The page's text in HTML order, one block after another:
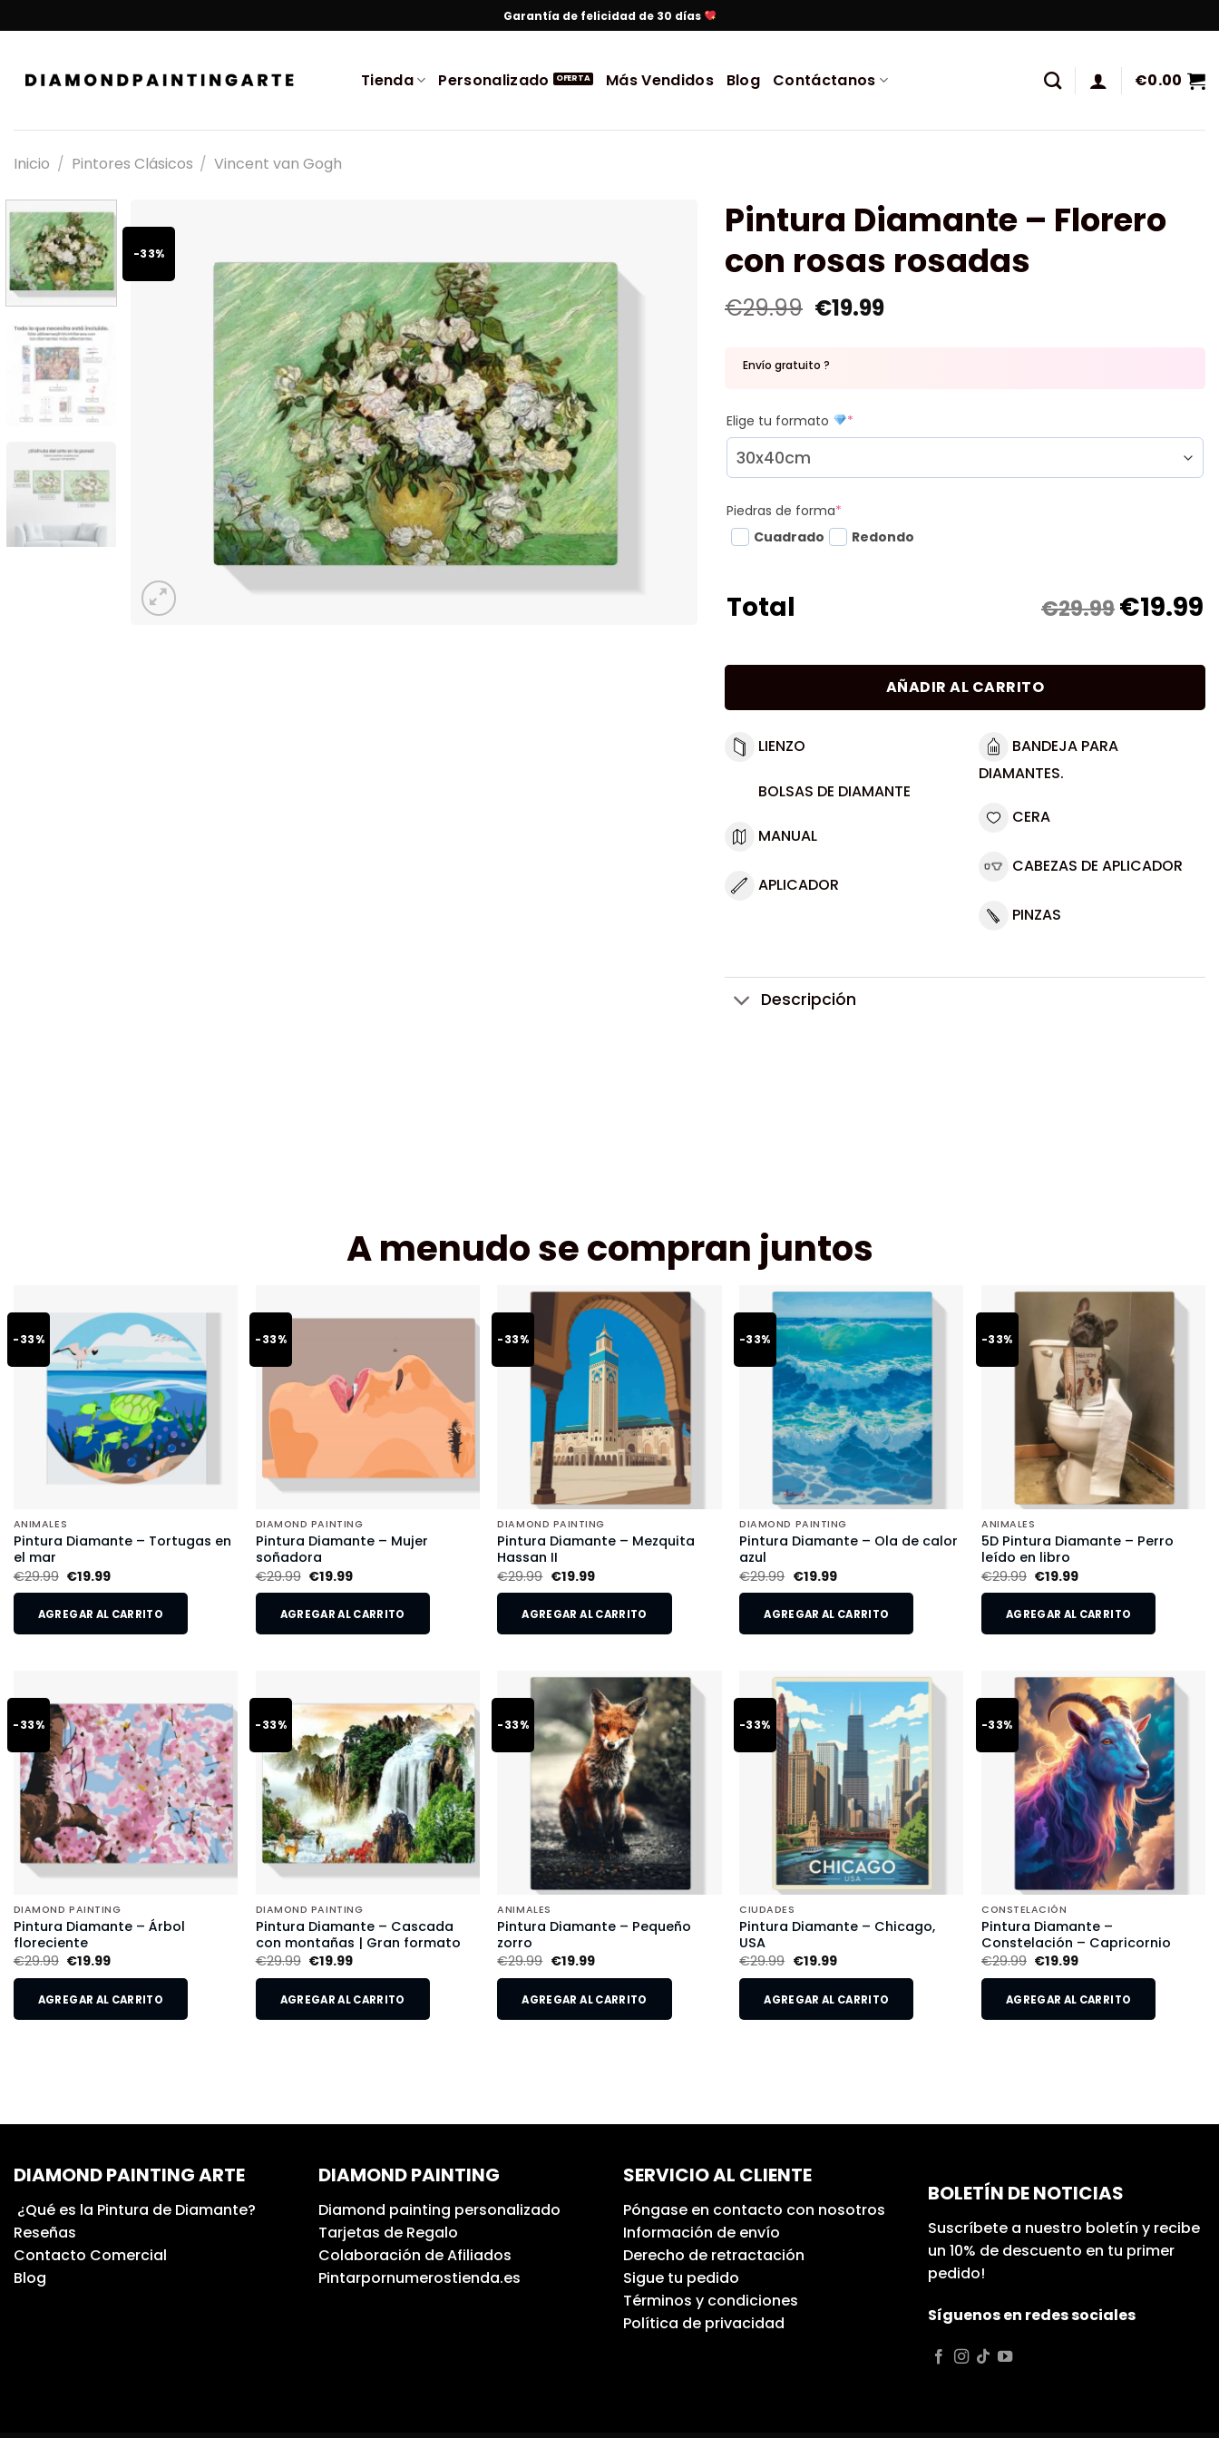
Garantía de felicidad de 30 días
Tienda Personalizado Más Vendidos Blog Contáctanos €0.00
Inicio / Pintores Clásicos / Vincent van Gogh
-33%
Pintura Diamante – Florero
con rosas rosadas
€29.99 €19.99
Envío gratuito ?
Elige tu formato *
Piedras de forma*
Cuadrado
Redondo
Total €29.99€19.99
AÑADIR AL CARRITO
LIENZO
BOLSAS DE DIAMANTE
MANUAL
APLICADOR
BANDEJA PARA
DIAMANTES.
CERA
CABEZAS DE APLICADOR
PINZAS
Descripción
A menudo se compran juntos
-33%
ANIMALES
Pintura Diamante – Tortugas en
el mar
€29.99 €19.99
AGREGAR AL CARRITO
-33%
DIAMOND PAINTING
Pintura Diamante – Mujer
soñadora
€29.99 €19.99
AGREGAR AL CARRITO
-33%
DIAMOND PAINTING
Pintura Diamante – Mezquita
Hassan II
€29.99 €19.99
AGREGAR AL CARRITO
-33%
DIAMOND PAINTING
Pintura Diamante – Ola de calor
azul
€29.99 €19.99
AGREGAR AL CARRITO
-33%
ANIMALES
5D Pintura Diamante – Perro
leído en libro
€29.99 €19.99
AGREGAR AL CARRITO
-33%
DIAMOND PAINTING
Pintura Diamante – Árbol
floreciente
€29.99 €19.99
AGREGAR AL CARRITO
-33%
DIAMOND PAINTING
Pintura Diamante – Cascada
con montañas | Gran formato
€29.99 €19.99
AGREGAR AL CARRITO
-33%
ANIMALES
Pintura Diamante – Pequeño
zorro
€29.99 €19.99
AGREGAR AL CARRITO
-33%
CIUDADES
Pintura Diamante – Chicago,
USA
€29.99 €19.99
AGREGAR AL CARRITO
-33%
CONSTELACIÓN
Pintura Diamante –
Constelación – Capricornio
€29.99 €19.99
AGREGAR AL CARRITO
DIAMOND PAINTING ARTE
¿Qué es la Pintura de Diamante?
Reseñas
Contacto Comercial
Blog
DIAMOND PAINTING
Diamond painting personalizado
Tarjetas de Regalo
Colaboración de Afiliados
Pintarpornumerostienda.es
SERVICIO AL CLIENTE
Póngase en contacto con nosotros
Información de envío
Derecho de retractación
Sigue tu pedido
Términos y condiciones
Política de privacidad
BOLETÍN DE NOTICIAS
Suscríbete a nuestro boletín y recibe
un 10% de descuento en tu primer
pedido!
Síguenos en redes sociales